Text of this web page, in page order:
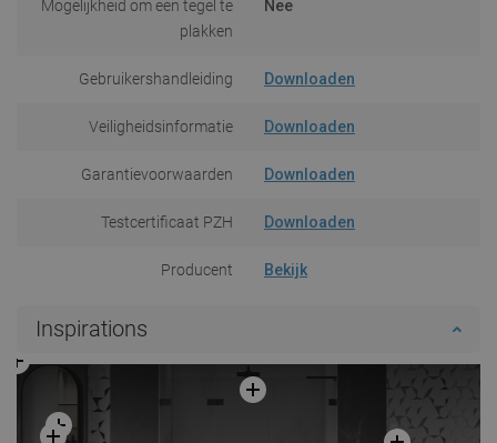
Mogelijkheid om een tegel te
plakken
Nee
Gebruikershandleiding Downloaden
Veiligheidsinformatie Downloaden
Garantievoorwaarden Downloaden
Testcertificaat PZH Downloaden
Producent Bekijk
Inspirations